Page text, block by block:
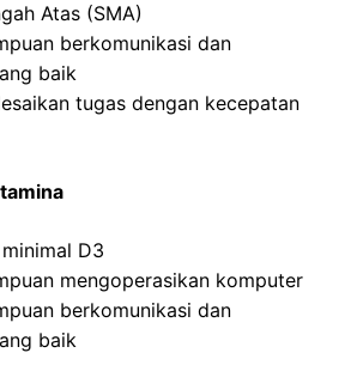
Atas (SMA)
berkomunikasi dan
baik
tugas dengan kecepatan
D3
mengoperasikan komputer
berkomunikasi dan
baik